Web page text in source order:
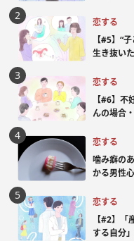
恋する
【#5】“
生き抜い
恋する
【#6】
んの場合
恋する
噛み癖の
かる男性
恋する
【#2】
する自分